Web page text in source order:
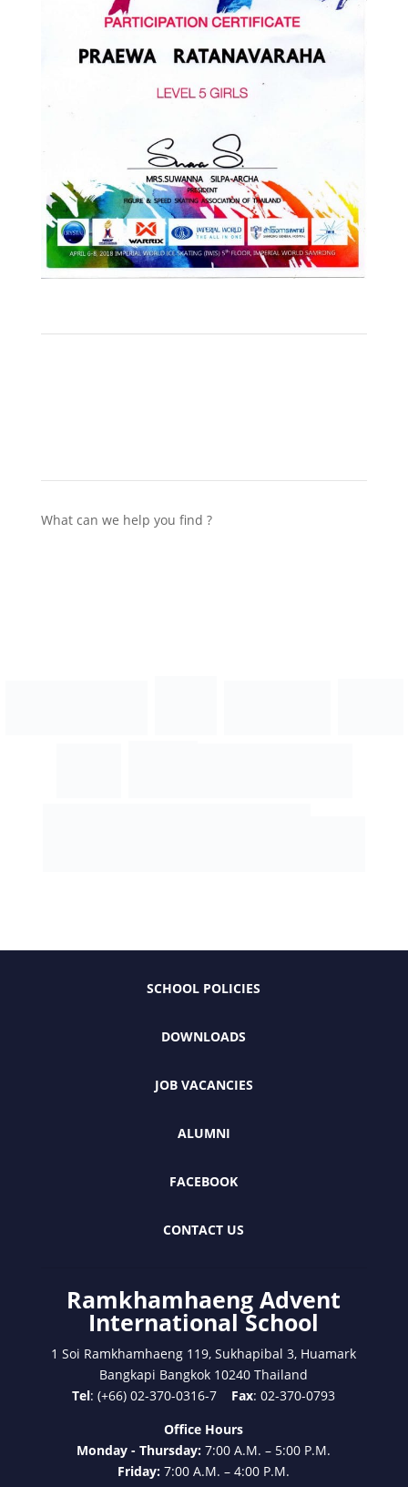
What can we help you find ?
SCHOOL POLICIES
DOWNLOADS
JOB VACANCIES
ALUMNI
FACEBOOK
CONTACT US
Ramkhamhaeng Advent
International School
1 Soi Ramkhamhaeng 119, Sukhapibal 3, Huamark
Bangkapi Bangkok 10240 Thailand
Tel: (+66) 02-370-0316-7 Fax: 02-370-0793
Office Hours
Monday - Thursday:7:00 A.M. – 5:00 P.M.
Friday:7:00 A.M. – 4:00 P.M.